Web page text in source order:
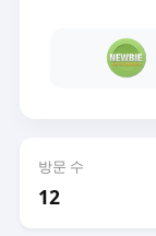
방문 수
12